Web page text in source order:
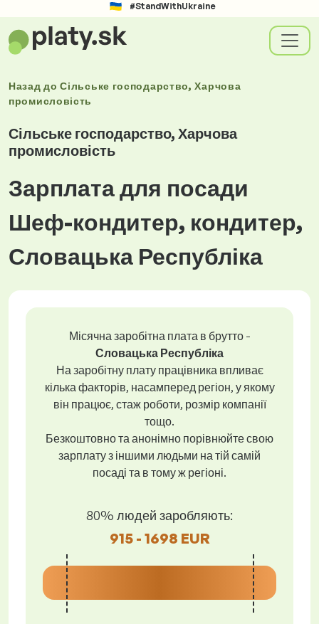
#StandWithUkraine
Назад доСільське господарство, Харчова
промисловість
Сільське господарство, Харчова
промисловість
Зарплата для посади
Шеф-кондитер, кондитер,
Словацька Республіка
Місячна заробітна плата в брутто -
Словацька Республіка
На заробітну плату працівника впливає
кілька факторів, насамперед регіон, у якому
він працює, стаж роботи, розмір компанії
тощо.
Безкоштовно та анонімно порівнюйте свою
зарплату з іншими людьми на тій самій
посаді та в тому ж регіоні.
80% людей заробляють:
915 - 1698 EUR